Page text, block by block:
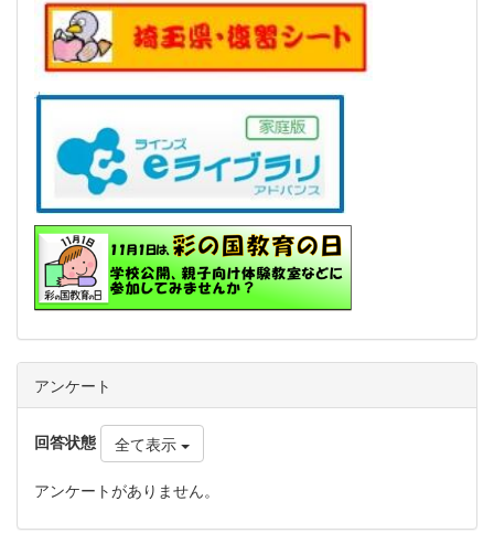
アンケート
回答状態 全て表示
アンケートがありません。